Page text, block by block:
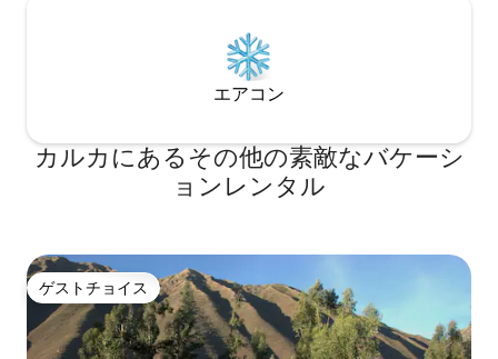
エアコン
カルカにあるその他の素敵なバケーシ
ョンレンタル
ゲストチョイス
ゲストチョイス